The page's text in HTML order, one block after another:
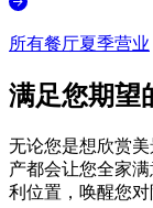
所有餐厅夏季营业
满足您期望
无论您是想欣赏
产都会让您全家
利位置，唤醒您对